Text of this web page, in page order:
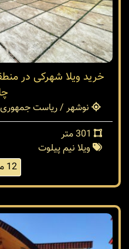
خرید ویلا شهرکی در
نوشهر / ریاست جمهوری
ویلا نیم پیلوت
12 میلیارد